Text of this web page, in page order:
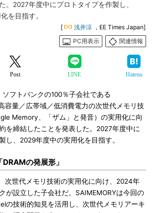
。2027年度中にプロトタイプを作製し、
を目指す。
[ 浅井涼 ，EE Times Japan]
PC用表示
関連情報
Post LINE Hatena
フトバンクの100％子会社である
容量／広帯域／低消費電力の次世代メモリ技
Memory、「ザム」と発音）の実用化に向
を締結したことを発表した。2027年度中に
し、2029年度中の実用化を目指す。
の発展形」
次世代メモリ技術の実用化に向け、2024年
が設立した子会社だ。SAIMEMORYは今回の
の技術的知見を活用し、次世代メモリアーキ